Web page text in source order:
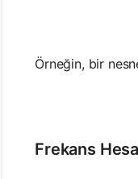
Örneğin, bir
Frekans